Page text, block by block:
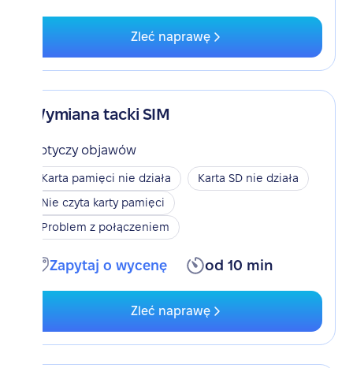
Zleć naprawę
Wymiana tacki SIM
Dotyczy objawów
Karta pamięci nie działa
Karta SD nie działa
Nie czyta karty pamięci
Problem z połączeniem
Zapytaj o wycenę od 10 min
Zleć naprawę